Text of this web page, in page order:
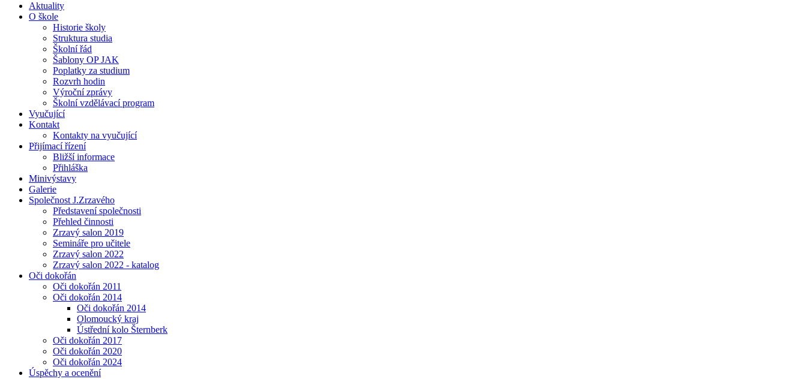
Aktuality
O škole
Historie školy
Struktura studia
Školní řád
Šablony OP JAK
Poplatky za studium
Rozvrh hodin
Výroční zprávy
Školní vzdělávací program
Vyučující
Kontakt
Kontakty na vyučující
Přijímací řízení
Bližší informace
Přihláška
Minivýstavy
Galerie
Společnost J.Zrzavého
Představení společnosti
Přehled činnosti
Zrzavý salon 2019
Semináře pro učitele
Zrzavý salon 2022
Zrzavý salon 2022 - katalog
Oči dokořán
Oči dokořán 2011
Oči dokořán 2014
Oči dokořán 2014
Olomoucký kraj
Ústřední kolo Šternberk
Oči dokořán 2017
Oči dokořán 2020
Oči dokořán 2024
Úspěchy a ocenění